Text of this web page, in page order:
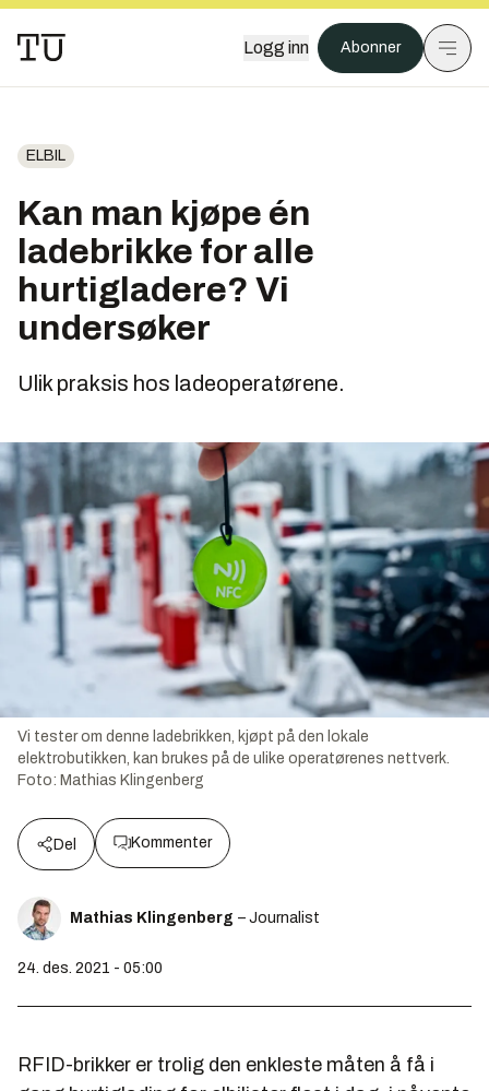
Logg inn Abonner
ELBIL
Kan man kjøpe én
ladebrikke for alle
hurtigladere? Vi
undersøker
Ulik praksis hos ladeoperatørene.
Vi tester om denne ladebrikken, kjøpt på den lokale
elektrobutikken, kan brukes på de ulike operatørenes nettverk.
Foto: Mathias Klingenberg
Del Kommenter
Mathias Klingenberg – Journalist
24. des. 2021 - 05:00
RFID-brikker er trolig den enkleste måten å få i